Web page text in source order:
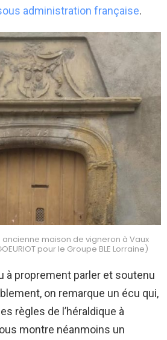
administration française.
ancienne maison de vigneron à Vaux
pour le Groupe BLE Lorraine)
à proprement parler et soutenu
on remarque un écu qui,
règles de l’héraldique à
montre néanmoins un